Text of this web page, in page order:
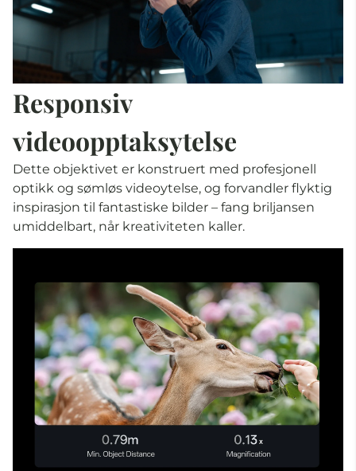
Responsiv
videoopptaksytelse
Dette objektivet er konstruert med profesjonell
optikk og sømløs videoytelse, og forvandler flyktig
inspirasjon til fantastiske bilder – fang briljansen
umiddelbart, når kreativiteten kaller.